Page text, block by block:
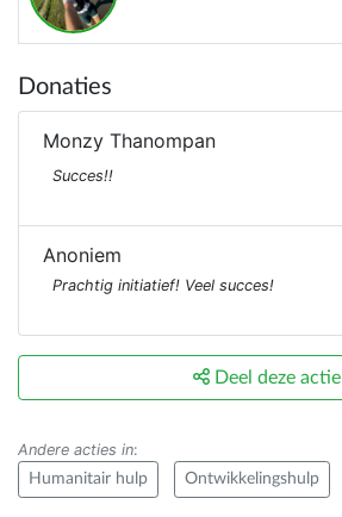
Donaties
Monzy Thanompan
Succes!!
Anoniem
Prachtig initiatief! Veel succes!
Deel deze actie
Andere acties in:
Humanitair hulp Ontwikkelingshulp